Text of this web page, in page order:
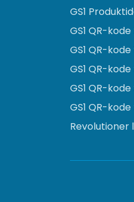
GS1
GS1 QR-
GS1 QR-
GS1 QR-
GS1 QR-
GS1 QR-
Revolutioner